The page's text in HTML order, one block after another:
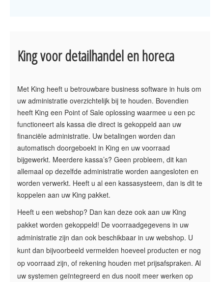
Klant worden
King voor detailhandel en horeca
Met King heeft u betrouwbare business software in huis om
uw administratie overzichtelijk bij te houden. Bovendien
heeft King een Point of Sale oplossing waarmee u een pc
functioneert als kassa die direct is gekoppeld aan uw
financiële administratie. Uw betalingen worden dan
automatisch doorgeboekt in King en uw voorraad
bijgewerkt. Meerdere kassa’s? Geen probleem, dit kan
allemaal op dezelfde administratie worden aangesloten en
worden verwerkt. Heeft u al een kassasysteem, dan is dit te
koppelen aan uw King pakket.
Heeft u een webshop? Dan kan deze ook aan uw King
pakket worden gekoppeld! De voorraadgegevens in uw
administratie zijn dan ook beschikbaar in uw webshop. U
kunt dan bijvoorbeeld vermelden hoeveel producten er nog
op voorraad zijn, of rekening houden met prijsafspraken. Al
uw systemen geïntegreerd en dus nooit meer werken op